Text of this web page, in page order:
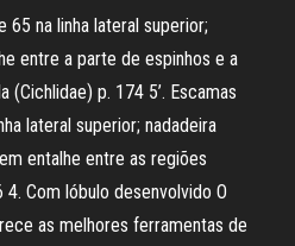
65 na linha lateral superior;
entre a parte de espinhos e a
(Cichlidae) p. 174 5’. Escamas
lateral superior; nadadeira
entalhe entre as regiões
Com lóbulo desenvolvido O
as melhores ferramentas de